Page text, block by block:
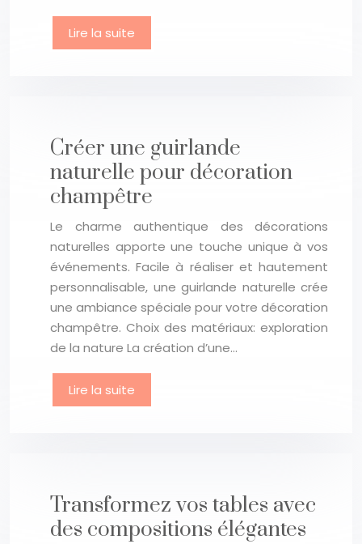
Lire la suite
Créer une guirlande
naturelle pour décoration
champêtre
Le charme authentique des décorations
naturelles apporte une touche unique à vos
événements. Facile à réaliser et hautement
personnalisable, une guirlande naturelle crée
une ambiance spéciale pour votre décoration
champêtre. Choix des matériaux: exploration
de la nature La création d’une…
Lire la suite
Transformez vos tables avec
des compositions élégantes